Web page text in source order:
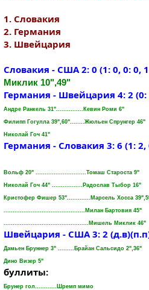
1. Словакия
2. Германия
3. Швейцария
Словакия - США 2: 0 (1: 0, 0: 0,
Миклик 10",49"
Германия - Швейцария 4: 2 (0:
Андре Ранкель 31"...............Кевин Роми 6"
Филипп Гогулла 39",60"........Жюльен Спрунгер 46"
Николай Гоч 41"
Германия - Словакия 3: 6 (1: 2,
Вольф 20" ............................Томаш Староста 9"
Николай Гоч 44" .................Радослав Тыбор 16"
Кристофер Фишер 53".............Марсель Хосса
.............................................Милан Бартовия 45"
...............................................Мишель Mиклик 46"
Швейцария - США 3: 2
Дамьен Бруннер 3" .........Брайан Сальсидо 2",36"
Дино Визер 5"
буллиты:
Брунер гол............Шремп мимо